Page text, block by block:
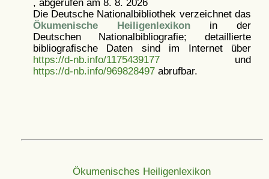
, abgerufen am 8. 8. 2026
Die Deutsche Nationalbibliothek verzeichnet das
Ökumenische Heiligenlexikonin der
Deutschen Nationalbibliografie; detaillierte
bibliografische Daten sind im Internet über
https://d-nb.info/1175439177und
https://d-nb.info/969828497abrufbar.
Ökumenisches Heiligenlexikon